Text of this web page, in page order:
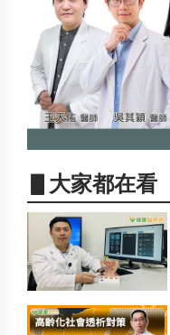
▋大家都在看